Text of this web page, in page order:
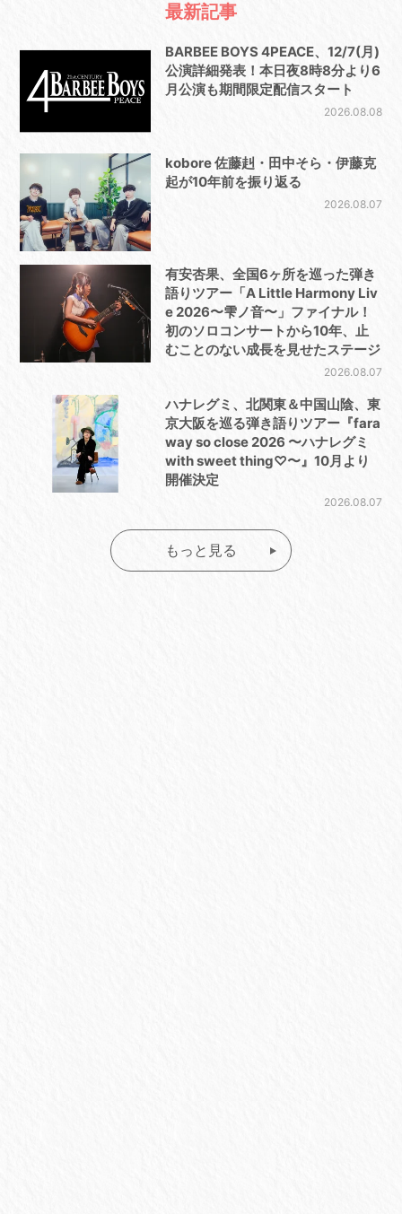
最新記事
BARBEE BOYS 4PEACE、12/7(月)
公演詳細発表！本日夜8時8分より6
月公演も期間限定配信スタート
2026.08.08
kobore 佐藤赳・田中そら・伊藤克
起が10年前を振り返る
2026.08.07
有安杏果、全国6ヶ所を巡った弾き
語りツアー「A Little Harmony Liv
e 2026〜雫ノ音〜」ファイナル！
初のソロコンサートから10年、止
むことのない成長を見せたステージ
2026.08.07
ハナレグミ、北関東＆中国山陰、東
京大阪を巡る弾き語りツアー『fara
way so close 2026 〜ハナレグミ
with sweet thing♡〜』10月より
開催決定
2026.08.07
もっと見る